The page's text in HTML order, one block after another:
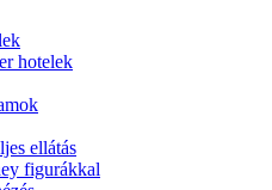
hotelek
ellátás
figurákkal